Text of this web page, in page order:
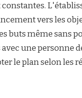
constantes.
vers les
buts même sans
une personne
le plan selon les